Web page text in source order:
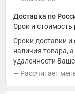
Доставка по
Срок и
Сроки доставки и
наличия товара,
удаленности
Рассчитает